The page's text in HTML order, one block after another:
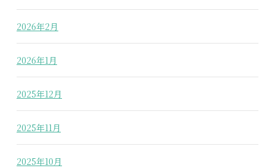
2026年2月
2026年1月
2025年12月
2025年11月
2025年10月